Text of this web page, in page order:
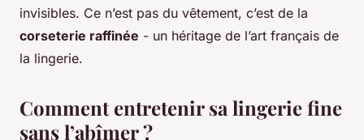
invisibles. Ce n’est pas du vêtement, c’est de la
corseterie raffinée - un héritage de l’art français de
la lingerie.
Comment entretenir sa lingerie fine
sans l’abîmer ?